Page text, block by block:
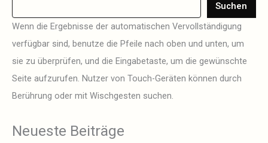
Suchen
Wenn die Ergebnisse der automatischen Vervollständigung
verfügbar sind, benutze die Pfeile nach oben und unten, um
sie zu überprüfen, und die Eingabetaste, um die gewünschte
Seite aufzurufen. Nutzer von Touch-Geräten können durch
Berührung oder mit Wischgesten suchen.
Neueste Beiträge